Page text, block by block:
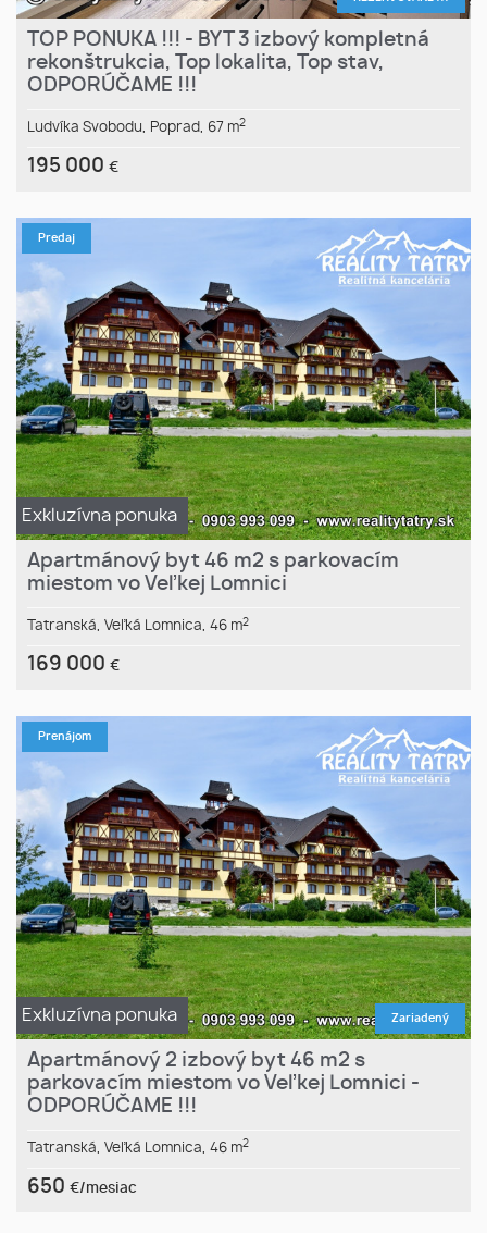
TOP PONUKA !!! - BYT 3 izbový kompletná
rekonštrukcia, Top lokalita, Top stav,
ODPORÚČAME !!!
Ludvíka Svobodu, Poprad, 67 m2
195 000 €
Exkluzívna ponuka
Predaj
Apartmánový byt 46 m2 s parkovacím
miestom vo Veľkej Lomnici
Tatranská, Veľká Lomnica, 46 m2
169 000 €
Exkluzívna ponuka
Prenájom
Zariadený
Apartmánový 2 izbový byt 46 m2 s
parkovacím miestom vo Veľkej Lomnici -
ODPORÚČAME !!!
Tatranská, Veľká Lomnica, 46 m2
650 €/mesiac